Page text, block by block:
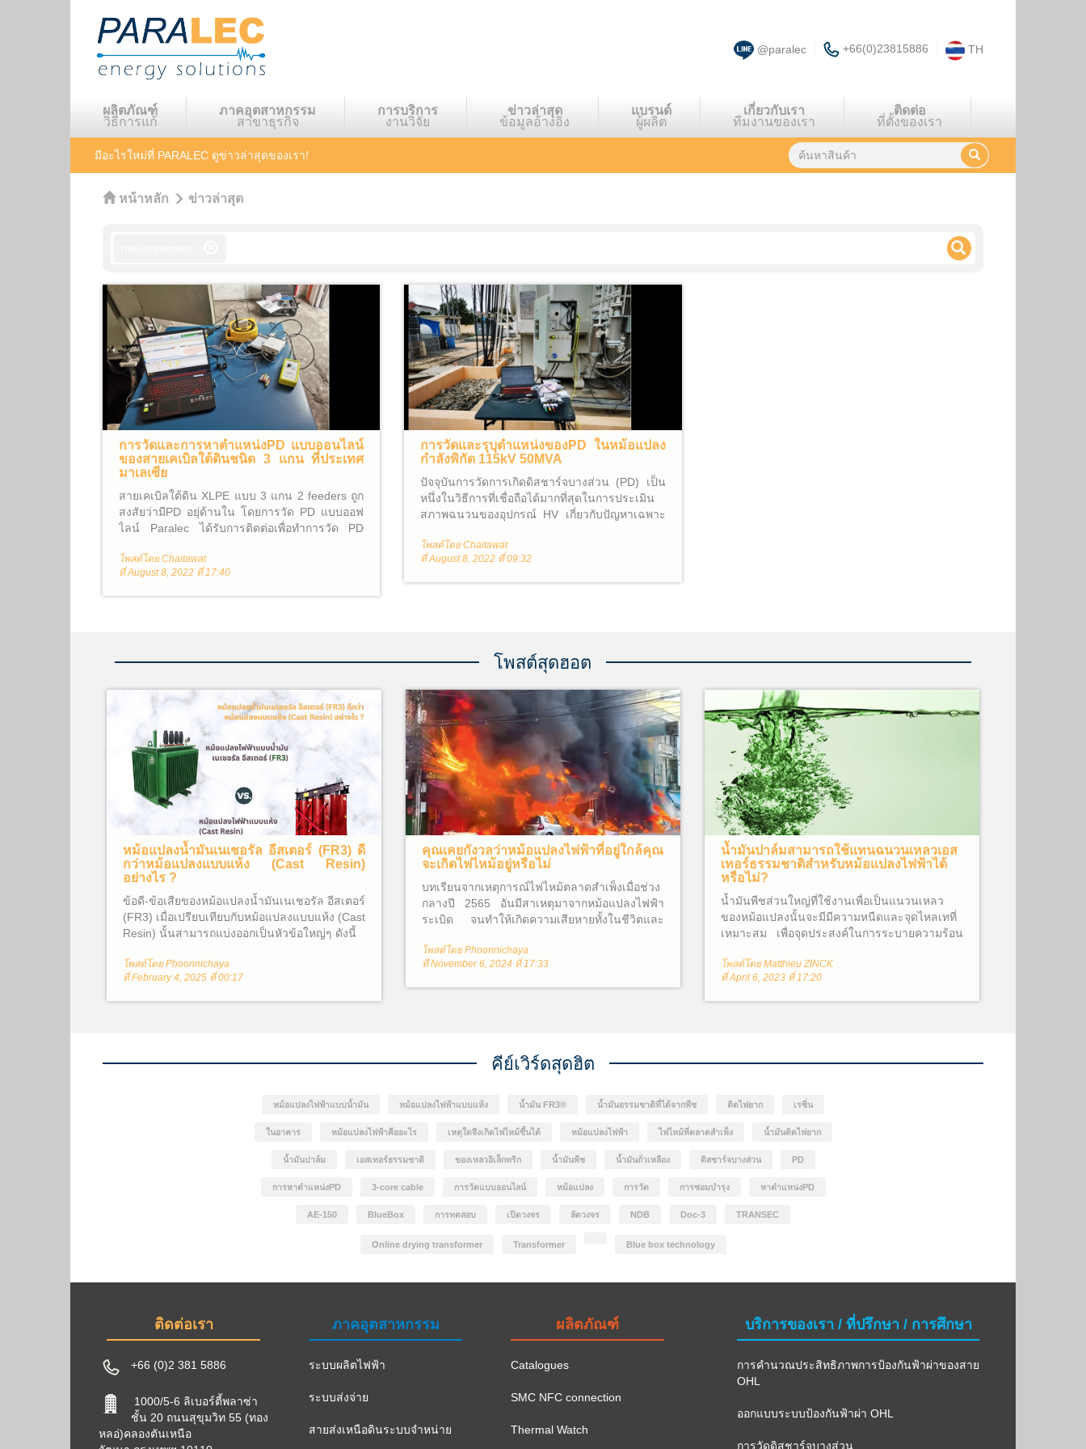
@paralec +66(0)23815886 TH
ผลิตภัณฑ์
วิธีการแก้
ภาคอุตสาหกรรม
สาขาธุรกิจ
การบริการ
งานวิจัย
ข่าวล่าสุด
ข้อมูลอ้างอิง
แบรนด์
ผู้ผลิต
เกี่ยวกับเรา
ทีมงานของเรา
ติดต่อ
ที่ตั้งของเรา
มีอะไรใหม่ที่ PARALEC ดูข่าวล่าสุดของเรา!
หน้าหลัก ข่าวล่าสุด
การวัดและการหาตำแหน่งPD แบบออนไลน์
ของสายเคเบิลใต้ดินชนิด 3 แกน ที่ประเทศ
มาเลเซีย
สายเคเบิลใต้ดิน XLPE แบบ 3 แกน 2 feeders ถูก
สงสัยว่ามีPD อยุ่ด้านใน โดยการวัด PD แบบออฟ
ไลน์ Paralec ได้รับการติดต่อเพื่อทำการวัด PD
ที่ประเทศมาเลเซีย
โพสต์โดย Chaitawat
ที่ August 8, 2022 ที่ 17:40
การวัดและรุบุตำแหน่งของPD ในหม้อแปลง
กำลังพิกัด 115kV 50MVA
ปัจจุบันการวัดการเกิดดิสชาร์จบางส่วน (PD) เป็น
หนึ่งในวิธีการที่เชื่อถือได้มากที่สุดในการประเมิน
สภาพฉนวนของอุปกรณ์ HV เกี่ยวกับปัญหาเฉพาะ
อุปกรณ์ ข้อบกพร่องในฉนวนอันเนื่องมาจากการ
ผลิต การประกอบติดตั้ง นั้นอาจทำให้เกิดPD ขึ้นมา
โพสต์โดย Chaitawat
ที่ August 8, 2022 ที่ 09:32
โพสต์สุดฮอต
หม้อแปลงน้ำมันเนเชอรัล อีสเตอร์ (FR3) ดี
กว่าหม้อแปลงแบบแห้ง (Cast Resin)
อย่างไร ?
ข้อดี-ข้อเสียของหม้อแปลงน้ำมันเนเชอรัล อีสเตอร์
(FR3) เมื่อเปรียบเทียบกับหม้อแปลงแบบแห้ง (Cast
Resin) นั้นสามารถแบ่งออกเป็นหัวข้อใหญ่ๆ ดังนี้
โพสต์โดย Phoonnichaya
ที่ February 4, 2025 ที่ 00:17
คุณเคยกังวลว่าหม้อแปลงไฟฟ้าที่อยู่ใกล้คุณ
จะเกิดไฟไหม้อยู่หรือไม่
บทเรียนจากเหตุการณ์ไฟไหม้ตลาดสำเพ็งเมื่อช่วง
กลางปี 2565 อันมีสาเหตุมาจากหม้อแปลงไฟฟ้า
ระเบิด จนทำให้เกิดความเสียหายทั้งในชีวิตและ
หายได้ จึงทำให้ผู้คนต่างสงสัยว่าหม้อแปลงไฟฟ้า
คืออะไร? และเหตุใดจึงเกิดไฟไหม้ขึ้นได้?
โพสต์โดย Phoonnichaya
ที่ November 6, 2024 ที่ 17:33
น้ำมันปาล์มสามารถใช้แทนฉนวนเหลวเอส
เทอร์ธรรมชาติสำหรับหม้อแปลงไฟฟ้าได้
หรือไม่?
น้ำมันพืชส่วนใหญ่ที่ใช้งานเพื่อเป็นแนวนเหลว
ของหม้อแปลงนั้นจะมีมีความหนืดและจุดไหลเทที่
เหมาะสม เพื่อจุดประสงค์ในการระบายความร้อน
ประกอบด้วยกรดไขมันไม่อิ่มตัวเป็นส่วนใหญ่
ได้แก่ โอเลอิก (พันธะคู่ C=C 1 พันธะ) ลิโนเลอิก
พัฒนา FR3® Fluid เพื่อให้ได้คุณสมบัติตาม
โพสต์โดย Matthieu ZINCK
ที่ April 6, 2023 ที่ 17:20
คีย์เวิร์ดสุดฮิต
หม้อแปลงไฟฟ้าแบบน้ำมัน หม้อแปลงไฟฟ้าแบบแห้ง น้ำมัน FR3® น้ำมันธรรมชาติที่ได้จากพืช ติดไฟยาก เรซิ่น
ในอาคาร หม้อแปลงไฟฟ้าคืออะไร เหตุใดจึงเกิดไฟไหม้ขึ้นได้ หม้อแปลงไฟฟ้า ไฟไหม้ที่ตลาดสำเพ็ง น้ำมันติดไฟยาก
น้ำมันปาล์ม เอสเทอร์ธรรมชาติ ของเหลวอิเล็กทริก น้ำมันพืช น้ำมันถั่วเหลือง ดิสชาร์จบางส่วน PD
การหาตำแหน่งPD 3-core cable การวัดแบบออนไลน์ หม้อแปลง การวัด การซ่อมบำรุง หาตำแหน่งPD
AE-150 BlueBox การทดสอบ เปิดวงจร ลัดวงจร NDB Doc-3 TRANSEC
Online drying transformer Transformer Blue box technology
ติดต่อเรา
+66 (0)2 381 5886
1000/5-6 ลิเบอร์ตี้พลาซ่า
ชั้น 20 ถนนสุขุมวิท 55 (ทอง
หลอ่)คลองตันเหนือ
ภาคอุตสาหกรรม
ระบบผลิตไฟฟ้า
ระบบส่งจ่าย
สายส่งเหนือดินระบบจำหน่าย
ผลิตภัณฑ์
Catalogues
SMC NFC connection
Thermal Watch
บริการของเรา / ที่ปรึกษา / การศึกษา
การคำนวณประสิทธิภาพการป้องกันฟ้าผ่าของสาย
OHL
ออกแบบระบบป้องกันฟ้าผ่า OHL
การวัดดิสชาร์จบางส่วน